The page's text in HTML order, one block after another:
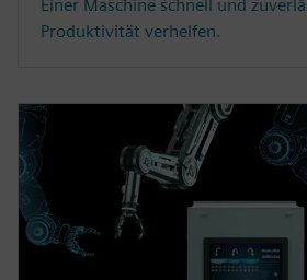
Einer Maschine schnell und
Produktivität verhelfen.